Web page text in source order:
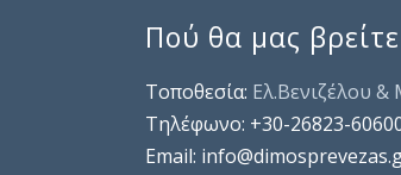
Πού θα μας βρείτε
Τοποθεσία: Ελ.Βενιζέλου
Τηλέφωνo: +30-26823-
Email: